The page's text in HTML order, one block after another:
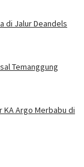
di Jalur Deandels
Temanggung
KA Argo Merbabu di